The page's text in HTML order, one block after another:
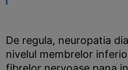
De regula, neuropatia
nivelul membrelor